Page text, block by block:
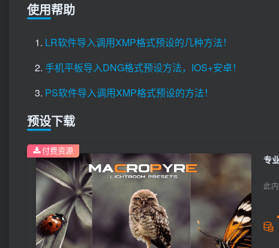
使用帮助
LR软件导入调用XMP格式预设的几种方法！
手机平板导入DNG格式预设方法，IOS+安卓！
PS软件导入调用XMP格式预设的方法！
预设下载
专
此
付费资源